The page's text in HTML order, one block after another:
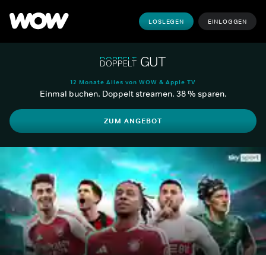
LOSLEGEN EINLOGGEN
12 Monate Alles von WOW & Apple TV
Einmal buchen. Doppelt streamen. 38 % sparen.
ZUM ANGEBOT